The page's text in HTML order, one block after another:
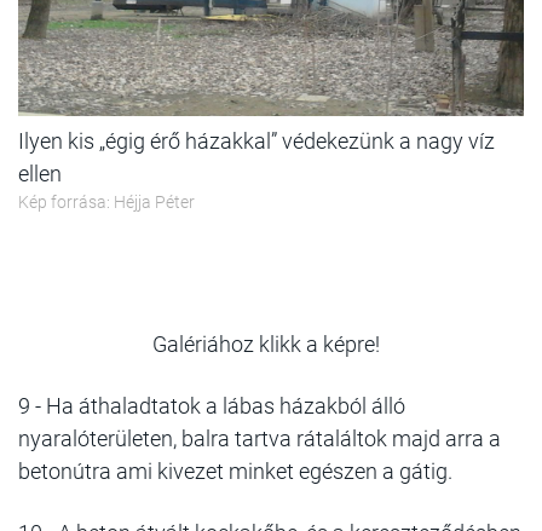
Ilyen kis „égig érő házakkal” védekezünk a nagy víz
ellen
Kép forrása: Héjja Péter
Galériához klikk a képre!
9 - Ha áthaladtatok a lábas házakból álló
nyaralóterületen, balra tartva rátaláltok majd arra a
betonútra ami kivezet minket egészen a gátig.